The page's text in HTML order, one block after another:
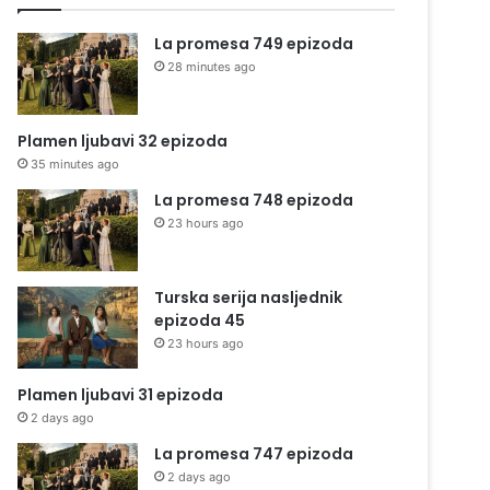
La promesa 749 epizoda
28 minutes ago
Plamen ljubavi 32 epizoda
35 minutes ago
La promesa 748 epizoda
23 hours ago
Turska serija nasljednik
epizoda 45
23 hours ago
Plamen ljubavi 31 epizoda
2 days ago
La promesa 747 epizoda
2 days ago